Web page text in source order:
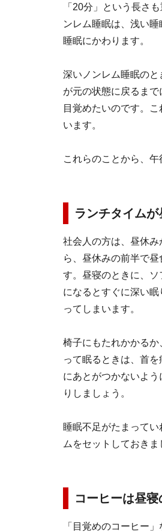
「20分」という長さ
ンレム睡眠は、浅い
睡眠にかわります。
深いノンレム睡眠の
が元の状態に戻るま
目覚めたいのです。
います。
これらのことから、午
ランチタイム
社会人の方は、昼休
ら、昼休みの前半で
す。昼寝のときに、
になるとすぐに深い
ってしまいます。
椅子にもたれかかる
って眠るときは、首
にあとがつかないよ
りしましょう。
睡眠不足がたまって
ムをセットしておきま
コーヒーは昼
「目覚めのコーヒー